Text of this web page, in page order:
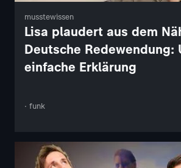
musstewissen
Lisa plaudert aus dem
Deutsche Redewendung:
einfache Erklärung
· funk